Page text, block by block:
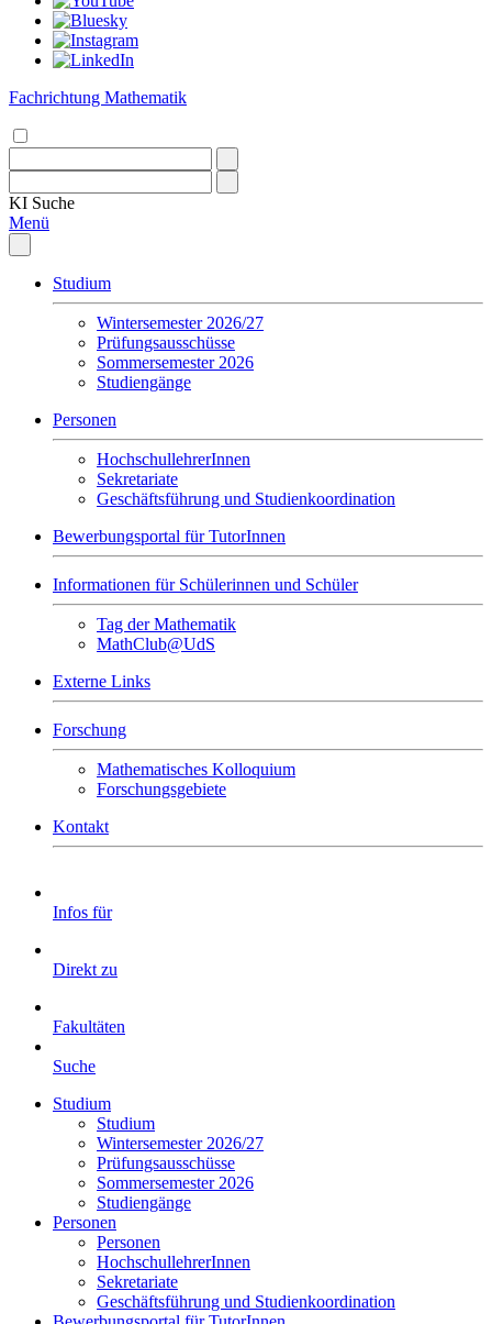
Fachrichtung Mathematik
KI Suche
Menü
Studium
Wintersemester 2026/27
Prüfungsausschüsse
Sommersemester 2026
Studiengänge
Personen
HochschullehrerInnen
Sekretariate
Geschäftsführung und Studienkoordination
Bewerbungsportal für TutorInnen
Informationen für Schülerinnen und Schüler
Tag der Mathematik
MathClub@UdS
Externe Links
Forschung
Mathematisches Kolloquium
Forschungsgebiete
Kontakt
Infos für
Direkt zu
Fakultäten
Suche
Studium
Studium
Wintersemester 2026/27
Prüfungsausschüsse
Sommersemester 2026
Studiengänge
Personen
Personen
HochschullehrerInnen
Sekretariate
Geschäftsführung und Studienkoordination